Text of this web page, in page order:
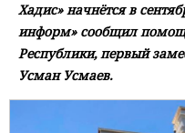
Хадис» начнётся в
информ» сообщил
Республики, первый
Усман Усмаев.